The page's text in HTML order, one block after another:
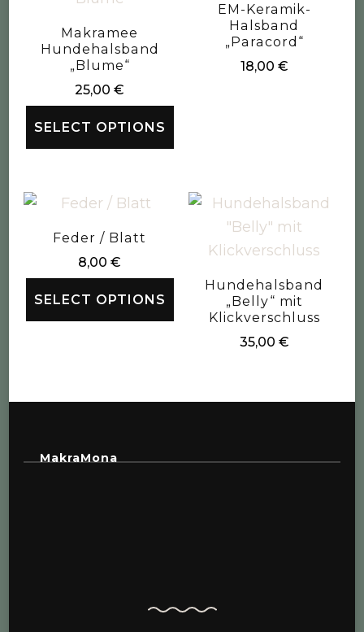
Makramee
Hundehalsband
„Blume“
25,00€
SELECT OPTIONS
EM-Keramik-
Halsband
„Paracord“
18,00 €
Feder / Blatt
8,00€
SELECT OPTIONS
Hundehalsband
„Belly“ mit
Klickverschluss
35,00 €
MakraMona